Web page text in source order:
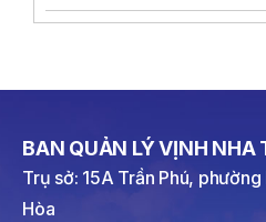
BAN QUẢN LÝ VỊNH NHA
Trụ sở: 15A Trần Phú,
Hòa